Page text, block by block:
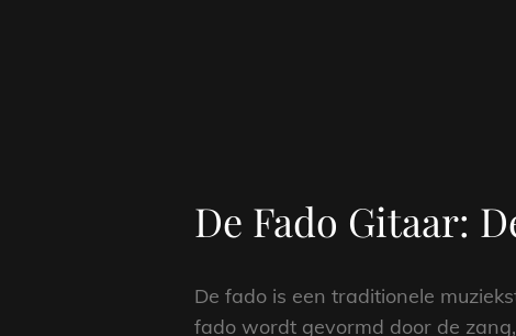
De Fado Gitaar:
De fado is een traditionele
fado wordt gevormd door de